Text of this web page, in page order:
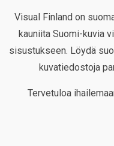
Visual Finland on
kauniita Suomi-kuvia
sisustukseen. Löydä
kuvatiedostoja
Tervetuloa